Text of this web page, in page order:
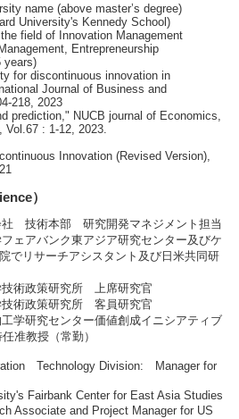
name (above master’s degree)
University's Kennedy School)
field of Innovation Management
Entrepreneurship
years)
for discontinuous innovation in
Journal of Business and
218, 2023
prediction," NUCB journal of Economics,
Vol.67 : 1-12, 2023.
Innovation (Revised Version),
）
社 技術本部 研究開発マネジメント担当
ェアバンク東アジア研究センター及びケ
でリサーチアシスタント及び日米共同研
技術政策研究所 上席研究官
技術政策研究所 客員研究官
学研究センター価値創成イニシアティブ
准教授（常勤）
Technology Division: Manager for
Fairbank Center for East Asia Studies
Associate and Project Manager for US